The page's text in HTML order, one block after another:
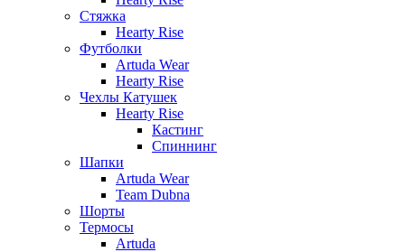
Стяжка
Hearty Rise
Футболки
Artuda Wear
Hearty Rise
Чехлы Катушек
Hearty Rise
Кастинг
Спиннинг
Шапки
Artuda Wear
Team Dubna
Шорты
Термосы
Artuda